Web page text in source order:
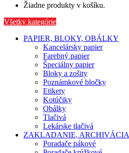
Žiadne produkty v košíku.
Všetky kategórie
PAPIER, BLOKY, OBÁLKY
Kancelársky papier
Farebný papier
Špeciálny papier
Bloky a zošity
Poznámkové bločky
Etikety
Kotúčiky
Obálky
Tlačivá
Lekárske tlačivá
ZAKLADANIE, ARCHIVÁCIA
Poradače pákové